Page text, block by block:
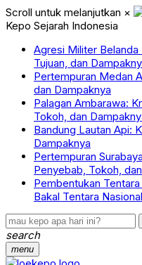
Scroll untuk melanjutkan ×
Kepo Sejarah Indonesia
Agresi Militer Belanda
Tujuan, dan
Pertempuran Medan
dan Dampaknya
Palagan Ambarawa:
Tokoh, dan
Bandung Lautan Api:
Dampaknya
Pertempuran
Penyebab, Tokoh,
Pembentukan
Bakal Tentara
search
menu